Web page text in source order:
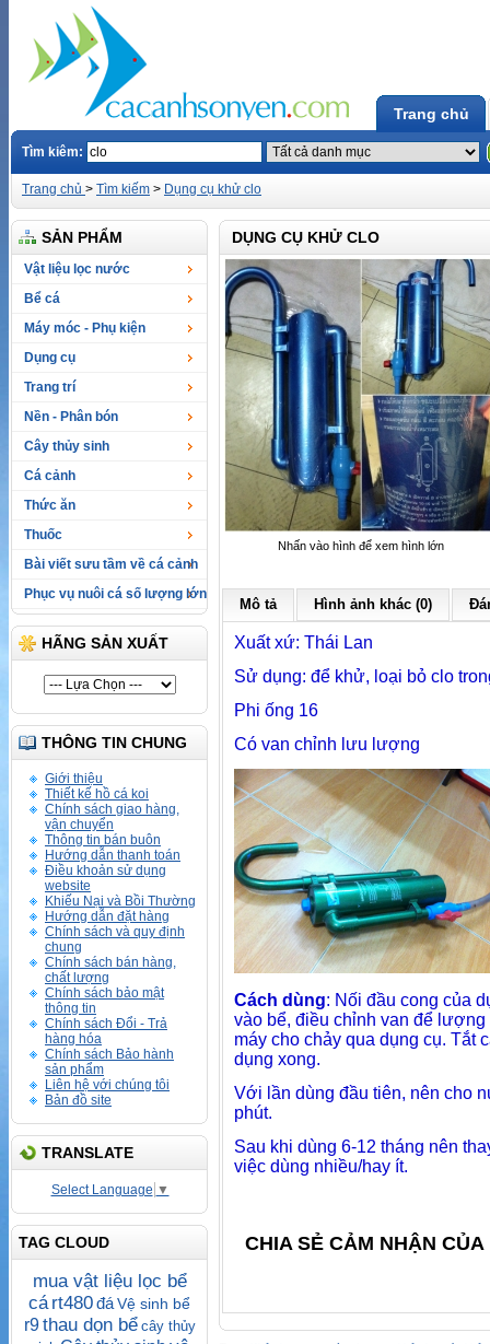
Trang chủ
Tìm kiêm:
Trang chủ > Tìm kiếm > Dụng cụ khử clo
SẢN PHẨM
Vật liệu lọc nước
Bể cá
Máy móc - Phụ kiện
Dụng cụ
Trang trí
Nền - Phân bón
Cây thủy sinh
Cá cảnh
Thức ăn
Thuốc
Bài viết sưu tầm về cá cảnh
Phục vụ nuôi cá số lượng lớn
HÃNG SẢN XUẤT
THÔNG TIN CHUNG
Giới thiệu
Thiết kế hồ cá koi
Chính sách giao hàng,
vận chuyển
Thông tin bán buôn
Hướng dẫn thanh toán
Điều khoản sử dụng
website
Khiếu Nại và Bồi Thường
Hướng dẫn đặt hàng
Chính sách và quy định
chung
Chính sách bán hàng,
chất lượng
Chính sách bảo mật
thông tin
Chính sách Đổi - Trả
hàng hóa
Chính sách Bảo hành
sản phẩm
Liên hệ với chúng tôi
Bản đồ site
TRANSLATE
Select Language ▼
TAG CLOUD
mua vật liệu lọc bể
cá rt480đáVệ sinh bể
r9 thau dọn bể cây thủy
DỤNG CỤ KHỬ CLO
Nhấn vào hình để xem hình lớn
Mô tả Hình ảnh khác (0)
Xuất xứ: Thái Lan
Sử dụng: để khử, loại bỏ clo
Phi ống 16
Có van chỉnh lưu lượng
Cách dùng: Nối đầu cong của
vào bể, điều chỉnh van để
máy cho chảy qua dụng cụ. Tắt
dụng xong.
Với lần dùng đầu tiên, nên cho
phút.
Sau khi dùng 6-12 tháng nên
việc dùng nhiều/hay ít.
CHIA SẺ CẢM NHẬN